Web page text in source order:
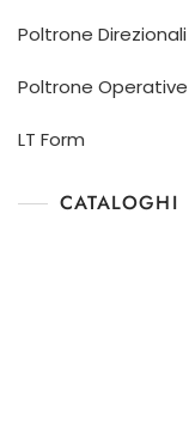
Poltrone Direzionali
Poltrone Operative
LT Form
CATALOGHI